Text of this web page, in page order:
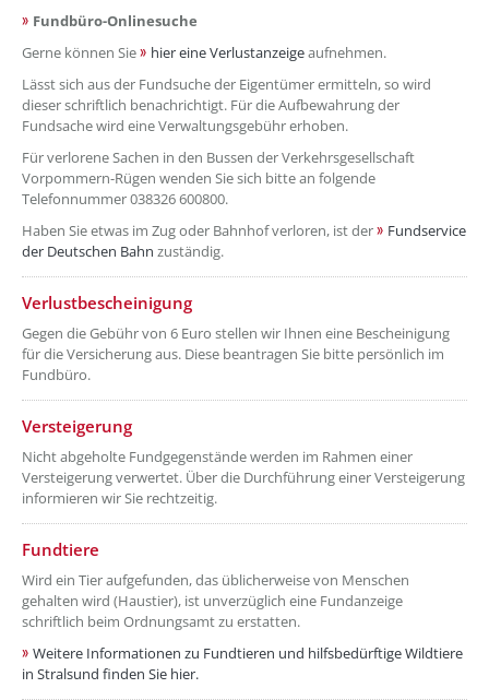
Fundbüro-Onlinesuche
Gerne können Sie
hier eine Verlustanzeigeaufnehmen.
Lässt sich aus der Fundsuche der Eigentümer ermitteln, so wird
dieser schriftlich benachrichtigt. Für die Aufbewahrung der
Fundsache wird eine Verwaltungsgebühr erhoben.
Für verlorene Sachen in den Bussen der Verkehrsgesellschaft
Vorpommern-Rügen wenden Sie sich bitte an folgende
Telefonnummer 038326 600800.
Haben Sie etwas im Zug oder Bahnhof verloren, ist der
Fundservice
der Deutschen Bahn zuständig.
Verlustbescheinigung
Gegen die Gebühr von 6 Euro stellen wir Ihnen eine Bescheinigung
für die Versicherung aus. Diese beantragen Sie bitte persönlich im
Fundbüro.
Versteigerung
Nicht abgeholte Fundgegenstände werden im Rahmen einer
Versteigerung verwertet. Über die Durchführung einer Versteigerung
informieren wir Sie rechtzeitig.
Fundtiere
Wird ein Tier aufgefunden, das üblicherweise von Menschen
gehalten wird (Haustier), ist unverzüglich eine Fundanzeige
schriftlich beim Ordnungsamt zu erstatten.
Weitere Informationen zu Fundtieren und hilfsbedürftige Wildtiere
in Stralsund finden Sie hier.